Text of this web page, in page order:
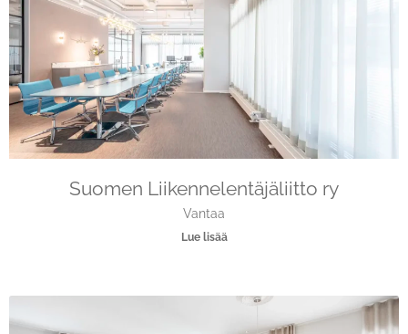
Suomen Liikennelentäjäliitto ry
Vantaa
Lue lisää